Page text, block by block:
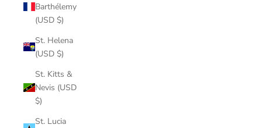
Barthélemy
(USD $)
St. Helena
(USD $)
St. Kitts &
Nevis (USD
$)
St. Lucia